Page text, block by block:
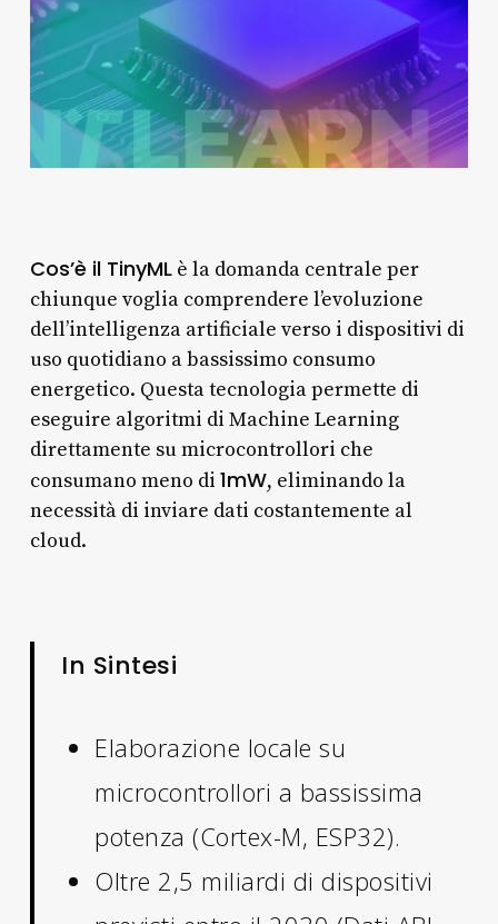
Cos’è il TinyMLè la domanda centrale per
chiunque voglia comprendere l’evoluzione
dell’intelligenza artificiale verso i dispositivi di
uso quotidiano a bassissimo consumo
energetico. Questa tecnologia permette di
eseguire algoritmi di Machine Learning
direttamente su microcontrollori che
consumano meno di 1mW, eliminando la
necessità di inviare dati costantemente al
cloud.
In Sintesi
Elaborazione locale su
microcontrollori a bassissima
potenza (Cortex-M, ESP32).
Oltre 2,5 miliardi di dispositivi